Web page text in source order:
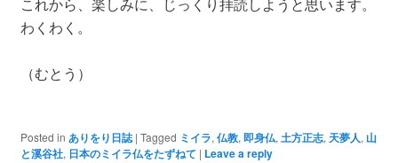
これから、楽しみに、じっくり拝読しようと思います。
わくわく。
（むとう）
Posted in ありをり日誌 | Tagged ミイラ,仏教,即身仏,土方正志, 天夢人, 山
と溪谷社, 日本のミイラ仏をたずねて | Leave a reply